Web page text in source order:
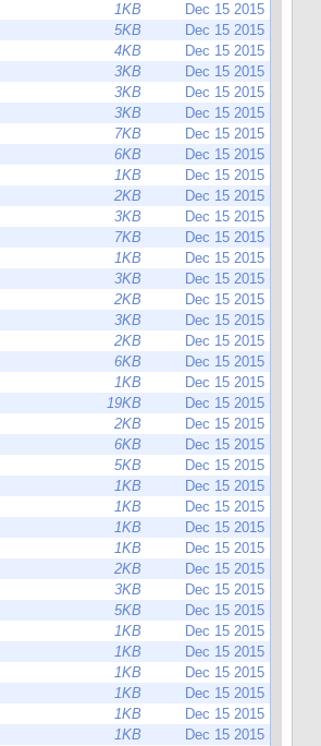
1KB
Dec 15 2015
5KB
Dec 15 2015
4KB
Dec 15 2015
3KB
Dec 15 2015
3KB
Dec 15 2015
3KB
Dec 15 2015
7KB
Dec 15 2015
6KB
Dec 15 2015
1KB
Dec 15 2015
2KB
Dec 15 2015
3KB
Dec 15 2015
7KB
Dec 15 2015
1KB
Dec 15 2015
3KB
Dec 15 2015
2KB
Dec 15 2015
3KB
Dec 15 2015
2KB
Dec 15 2015
6KB
Dec 15 2015
1KB
Dec 15 2015
19KB
Dec 15 2015
2KB
Dec 15 2015
6KB
Dec 15 2015
5KB
Dec 15 2015
1KB
Dec 15 2015
1KB
Dec 15 2015
1KB
Dec 15 2015
1KB
Dec 15 2015
2KB
Dec 15 2015
3KB
Dec 15 2015
5KB
Dec 15 2015
1KB
Dec 15 2015
1KB
Dec 15 2015
1KB
Dec 15 2015
1KB
Dec 15 2015
1KB
Dec 15 2015
1KB
Dec 15 2015